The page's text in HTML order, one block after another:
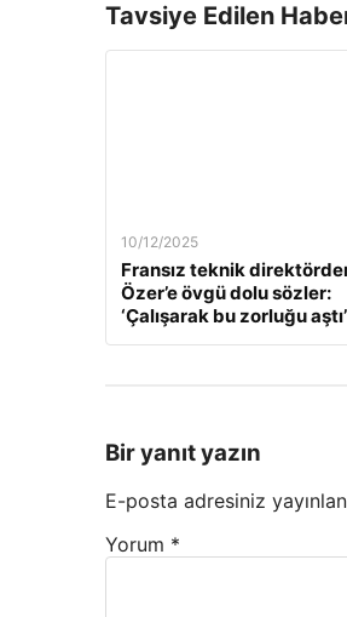
Tavsiye Edilen
10/12/2025
Fransız teknik
Özer’e övgü dolu sözler:
‘Çalışarak bu zorluğu aştı’
Bir yanıt yazın
E-posta adresiniz
Yorum *